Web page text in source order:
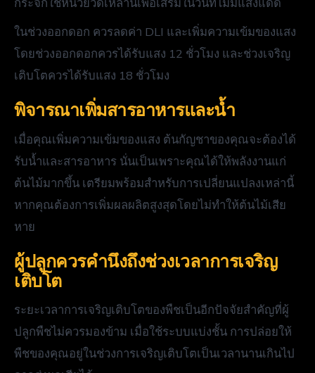
ในช่วงออกดอก ควรลดค่า DLI และเพิ่มความเข้มของแสง
โดยช่วงออกดอกควรได้รับแสง 12 ชั่วโมง และช่วงเจริญ
เติบโตควรได้รับแสง 18 ชั่วโมง
พิจารณาเพิ่มสารอาหารและน้ำ
เมื่อคุณเพิ่มความเข้มของแสง ต้นกัญชาของคุณจะต้องได้
รับน้ำและสารอาหาร นั่นเป็นเพราะคุณได้ให้พลังงานแก่
ต้นไม้มากขึ้น เตรียมพร้อมสำหรับการเปลี่ยนแปลงเหล่านี้
หากคุณต้องการเพิ่มผลผลิตสูงสุดโดยไม่ทำให้ต้นไม้เสีย
หาย
ผู้ปลูกควรคำนึงถึงช่วงเวลาการเจริญ
เติบโต
ระยะเวลาการเจริญเติบโตของพืชเป็นอีกปัจจัยสำคัญที่ผู้
ปลูกพืชไม่ควรมองข้าม เมื่อใช้ระบบแบ่งชั้น การปล่อยให้
พืชของคุณอยู่ในช่วงการเจริญเติบโตเป็นเวลานานเกินไป